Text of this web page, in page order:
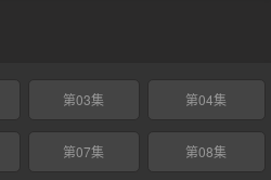
第03集 第04集
第07集 第08集